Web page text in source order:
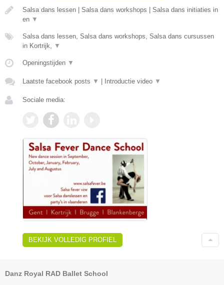
Salsa dans lessen | Salsa dans workshops | Salsa dans initiaties in
en ▼
Salsa dans lessen, Salsa dans workshops, Salsa dans cursussen
in Kortrijk, ▼
Openingstijden ▼
Laatste facebook posts ▼ Introductie video ▼
Sociale media:
BEKIJK VOLLEDIG PROFIEL
Danz Royal RAD Ballet School